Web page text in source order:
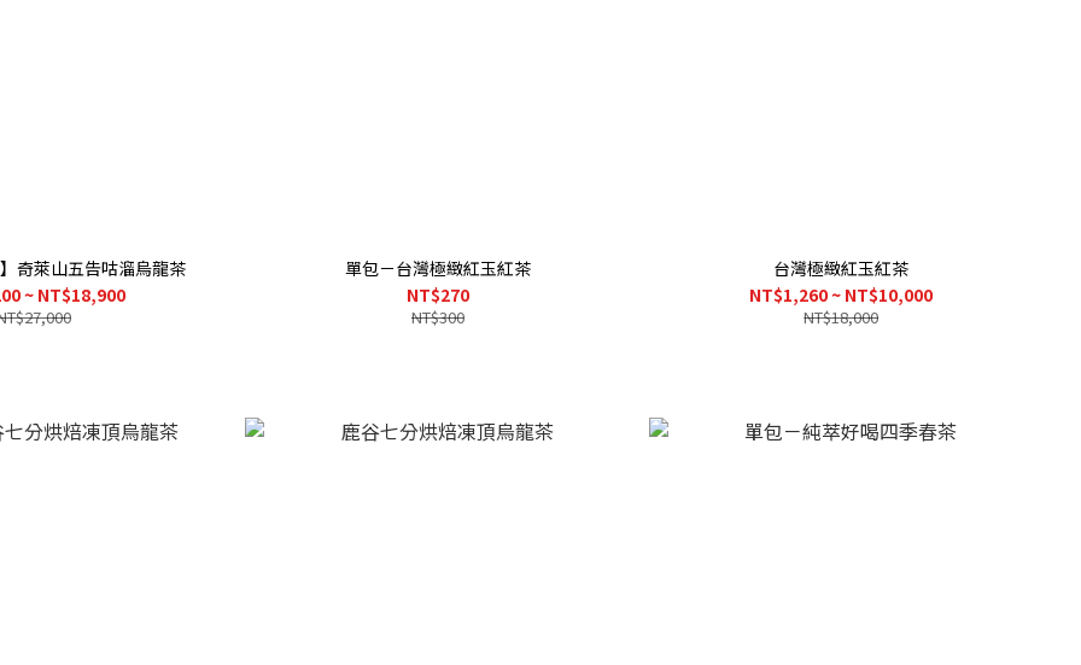
奇萊山五告咕溜烏龍茶
~ NT$18,900
單包－台灣極緻紅玉紅茶
NT$270
NT$300
台灣極緻紅玉紅茶
NT$1,260 ~ NT$10,000
NT$18,000